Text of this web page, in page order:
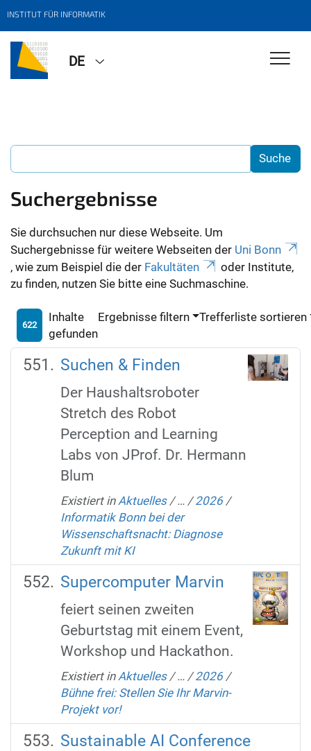
INSTITUT FÜR INFORMATIK
DE
Suchergebnisse
Sie durchsuchen nur diese Webseite. Um
Suchergebnisse für weitere Webseiten der Uni Bonn
, wie zum Beispiel die der Fakultäten
oder Institute,
zu finden, nutzen Sie bitte eine Suchmaschine.
622
Inhalte
gefunden
Ergebnisse filtern Trefferliste sortieren
Suchen & Finden
Der Haushaltsroboter
Stretch des Robot
Perception and Learning
Labs von JProf. Dr. Hermann
Blum
Existiert in Aktuelles /… /2026 /
Informatik Bonn bei der
Wissenschaftsnacht: Diagnose
Zukunft mit KI
Supercomputer Marvin
feiert seinen zweiten
Geburtstag mit einem Event,
Workshop und Hackathon.
Existiert in Aktuelles /… /2026 /
Bühne frei: Stellen Sie Ihr Marvin-
Projekt vor!
Sustainable AI Conference